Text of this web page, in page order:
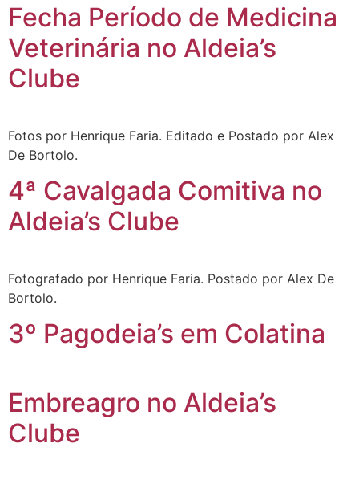
Fecha Período de Medicina
Veterinária no Aldeia’s
Clube
Fotos por Henrique Faria. Editado e Postado por Alex
De Bortolo.
4ª Cavalgada Comitiva no
Aldeia’s Clube
Fotografado por Henrique Faria. Postado por Alex De
Bortolo.
3º Pagodeia’s em Colatina
Embreagro no Aldeia’s
Clube